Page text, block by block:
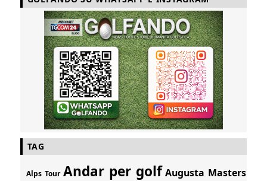
TAG
Alps Tour Andar per golf Augusta Masters